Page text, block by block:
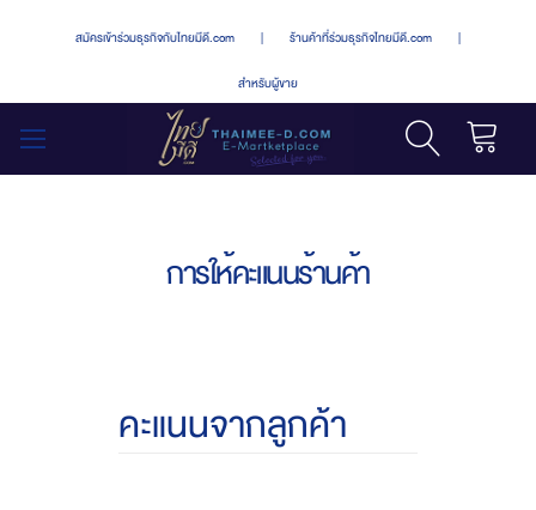
สมัครเข้าร่วมธุรกิจกับไทยมีดี.com | ร้านค้าที่ร่วมธุรกิจไทยมีดี.com |
สำหรับผู้ขาย
การให้คะแนนร้านค้า
คะแนนจากลูกค้า